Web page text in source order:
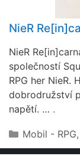
NieR
NieR
společností
RPG her NieR.
dobrodružství
napětí. … .
Rubriky
Mobil - RPG,